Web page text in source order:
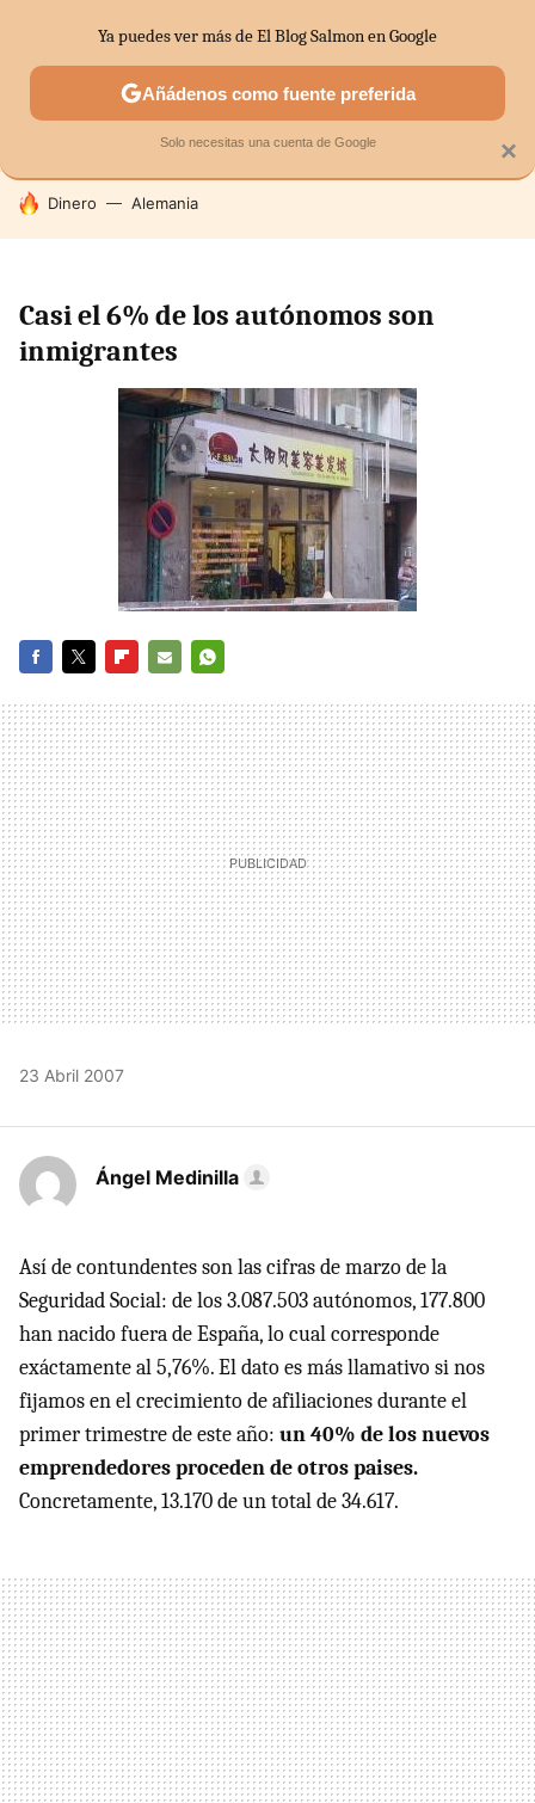
SECTORES ECONOMÍA DOMÉSTICA MERCADOS
HOY SE HABLA DE
Dinero Alemania
Casi el 6% de los autónomos son
inmigrantes
MAIL
23 Abril 2007
Ángel Medinilla
Así de contundentes son las cifras de marzo de la
Seguridad Social: de los 3.087.503 autónomos, 177.800
han nacido fuera de España, lo cual corresponde
exáctamente al 5,76%. El dato es más llamativo si nos
fijamos en el crecimiento de afiliaciones durante el
primer trimestre de este año: un 40% de los nuevos
emprendedores proceden de otros paises.
Concretamente, 13.170 de un total de 34.617.
×
Ya puedes ver más de El Blog Salmon en Google
Añádenos como fuente preferida
Solo necesitas una cuenta de Google